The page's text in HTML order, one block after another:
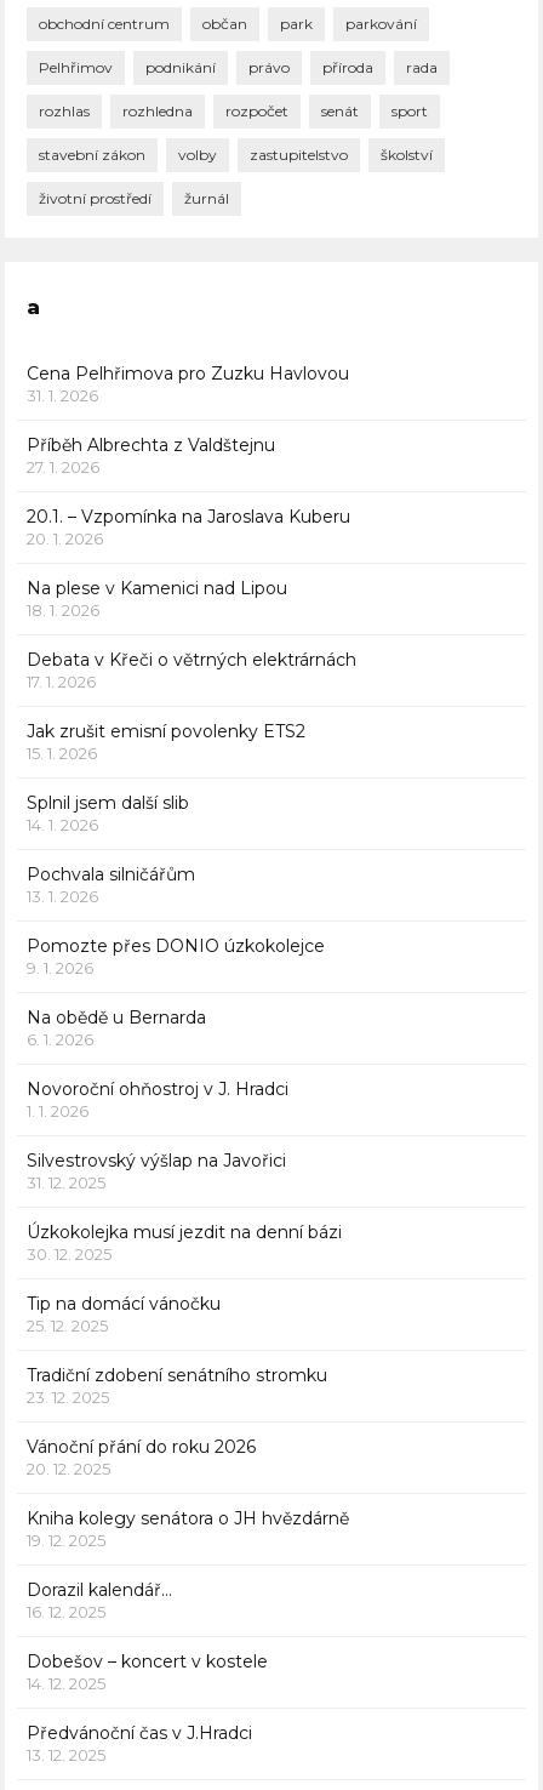
obchodní centrum občan park parkování
Pelhřimov podnikání právo příroda rada
rozhlas rozhledna rozpočet senát sport
stavební zákon volby zastupitelstvo školství
životní prostředí žurnál
a
Cena Pelhřimova pro Zuzku Havlovou
31. 1. 2026
Příběh Albrechta z Valdštejnu
27. 1. 2026
20.1. – Vzpomínka na Jaroslava Kuberu
20. 1. 2026
Na plese v Kamenici nad Lipou
18. 1. 2026
Debata v Křeči o větrných elektrárnách
17. 1. 2026
Jak zrušit emisní povolenky ETS2
15. 1. 2026
Splnil jsem další slib
14. 1. 2026
Pochvala silničářům
13. 1. 2026
Pomozte přes DONIO úzkokolejce
9. 1. 2026
Na obědě u Bernarda
6. 1. 2026
Novoroční ohňostroj v J. Hradci
1. 1. 2026
Silvestrovský výšlap na Javořici
31. 12. 2025
Úzkokolejka musí jezdit na denní bázi
30. 12. 2025
Tip na domácí vánočku
25. 12. 2025
Tradiční zdobení senátního stromku
23. 12. 2025
Vánoční přání do roku 2026
20. 12. 2025
Kniha kolegy senátora o JH hvězdárně
19. 12. 2025
Dorazil kalendář…
16. 12. 2025
Dobešov – koncert v kostele
14. 12. 2025
Předvánoční čas v J.Hradci
13. 12. 2025